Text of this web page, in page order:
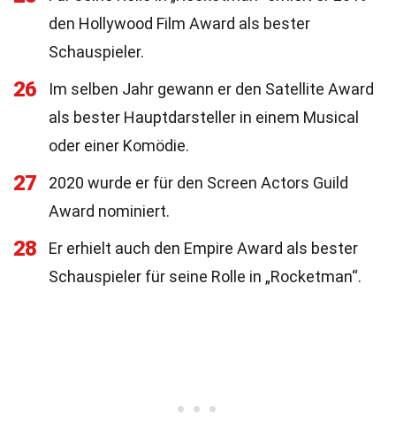
den Hollywood Film Award als bester
Schauspieler.
26
Im selben Jahr gewann er den Satellite Award
als bester Hauptdarsteller in einem Musical
oder einer Komödie.
27
2020 wurde er für den Screen Actors Guild
Award nominiert.
28
Er erhielt auch den Empire Award als bester
Schauspieler für seine Rolle in „Rocketman“.